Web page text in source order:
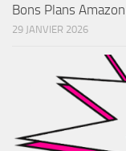
Bons Plans
29 JANVIER 2026